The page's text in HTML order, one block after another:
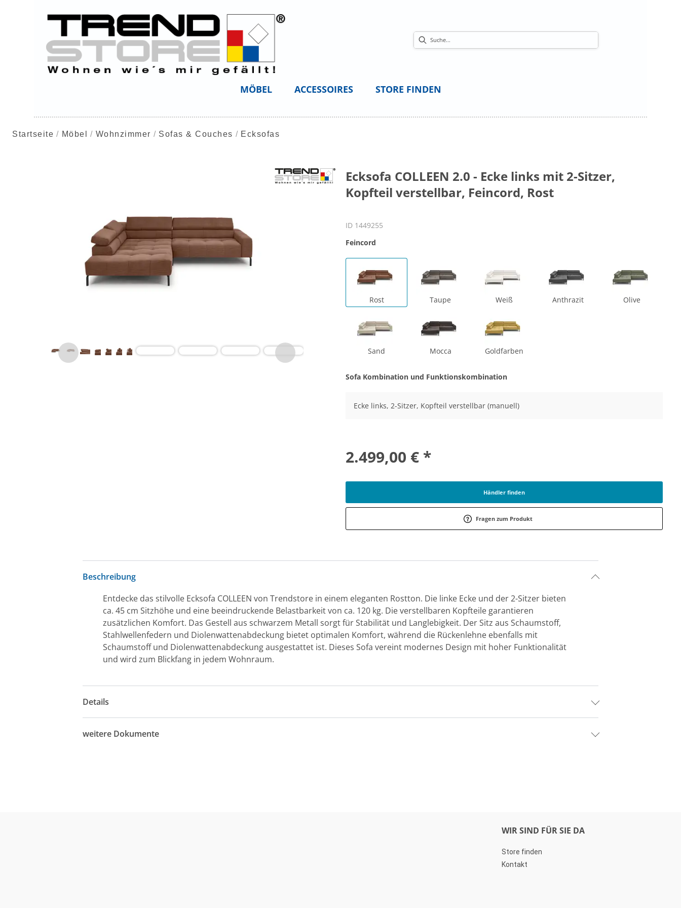
MÖBEL ACCESSOIRES STORE FINDEN
Startseite Möbel Wohnzimmer Sofas & Couches Ecksofas
Ecksofa COLLEEN 2.0 - Ecke links mit 2-Sitzer,
Kopfteil verstellbar, Feincord, Rost
ID 1449255
Feincord
Rost Taupe Weiß Anthrazit Olive
Sand Mocca Goldfarben
Sofa Kombination und Funktionskombination
Ecke links, 2-Sitzer, Kopfteil verstellbar (manuell)
2.499,00 € *
Händler finden
Fragen zum Produkt
Beschreibung
Entdecke das stilvolle Ecksofa COLLEEN von Trendstore in einem eleganten Rostton. Die linke Ecke und der 2-Sitzer bieten
ca. 45 cm Sitzhöhe und eine beeindruckende Belastbarkeit von ca. 120 kg. Die verstellbaren Kopfteile garantieren
zusätzlichen Komfort. Das Gestell aus schwarzem Metall sorgt für Stabilität und Langlebigkeit. Der Sitz aus Schaumstoff,
Stahlwellenfedern und Diolenwattenabdeckung bietet optimalen Komfort, während die Rückenlehne ebenfalls mit
Schaumstoff und Diolenwattenabdeckung ausgestattet ist. Dieses Sofa vereint modernes Design mit hoher Funktionalität
und wird zum Blickfang in jedem Wohnraum.
Details
weitere Dokumente
WIR SIND FÜR SIE DA
Store finden
Kontakt